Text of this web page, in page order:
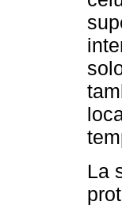
La